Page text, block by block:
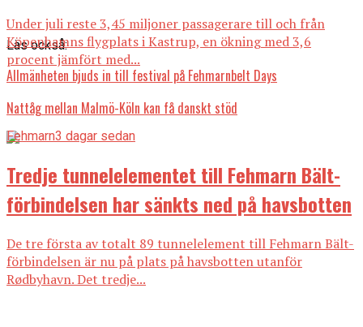
Läs också:
Allmänheten bjuds in till festival på Fehmarnbelt Days
Nattåg mellan Malmö-Köln kan få danskt stöd
Under juli reste 3,45 miljoner passagerare till och från
Köpenhamns flygplats i Kastrup, en ökning med 3,6
procent jämfört med...
Fehmarn3 dagar sedan
Tredje tunnelelementet till Fehmarn Bält-
förbindelsen har sänkts ned på havsbotten
De tre första av totalt 89 tunnelelement till Fehmarn Bält-
förbindelsen är nu på plats på havsbotten utanför
Rødbyhavn. Det tredje...